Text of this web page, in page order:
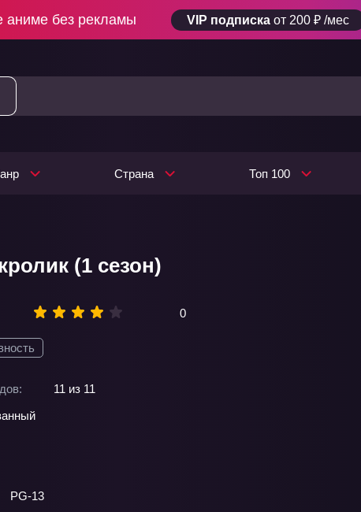
аниме без рекламы VIP подписка от 200 ₽ /мес
Страна Топ 100
(1 сезон)
0
11 из 11
PG-13